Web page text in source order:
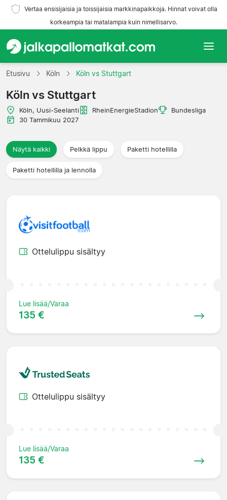
Vertaa ensisijaisia ja toissijaisia markkinapaikkoja. Hinnat voivat olla
korkeampia tai matalampia kuin nimellisarvo.
Etusivu
Joukkueet
Liigat
Matkatoimistoja
Etusivu Köln Köln vs Stuttgart
Köln vs Stuttgart
Köln, Uusi-Seelanti RheinEnergieStadion
Bundesliga
30 Tammikuu 2027
Näytä kaikki Pelkkä lippu Paketti hotellilla
Paketti hotellilla ja lennolla
Ottelulippu sisältyy
Lue lisää/Varaa
135 €
Ottelulippu sisältyy
Lue lisää/Varaa
135 €